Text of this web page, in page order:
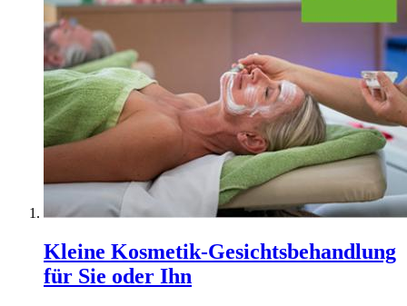
Kleine Kosmetik-Gesichtsbehandlung
für Sie oder Ihn